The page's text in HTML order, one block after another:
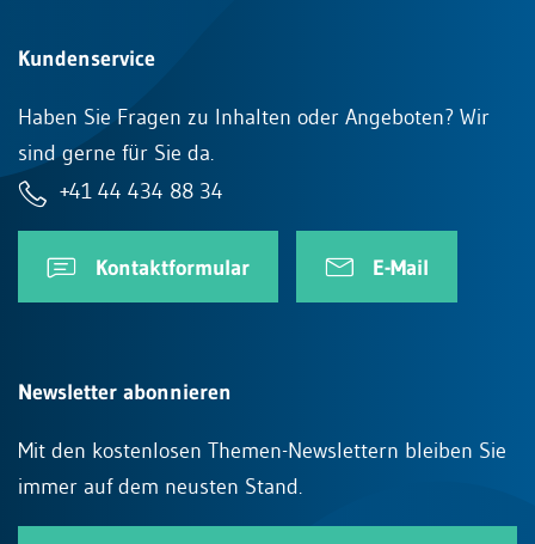
Kundenservice
Haben Sie Fragen zu Inhalten oder Angeboten? Wir
sind gerne für Sie da.
+41 44 434 88 34
Kontaktformular E-Mail
Newsletter abonnieren
Mit den kostenlosen Themen-Newslettern bleiben Sie
immer auf dem neusten Stand.